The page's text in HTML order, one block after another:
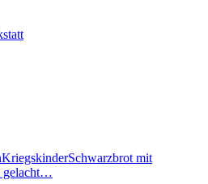
KriegskinderSchwarzbrot mit
gelacht…